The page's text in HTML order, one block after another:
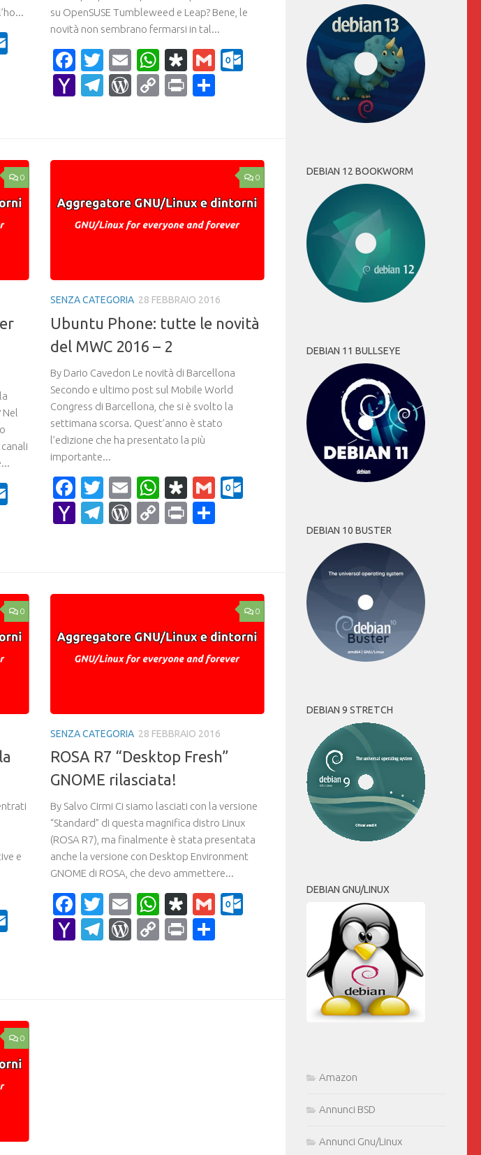
Outlook.com
su OpenSUSE Tumbleweed e Leap? Bene, le
novità non sembrano fermarsi in tal...
Facebook
Twitter
EmailWhatsApp
Diaspora
GmailOutlook.com
YahooTelegram
WordPress
CopyPrint
0
Outlook.com
0
SENZA CATEGORIA 28 FEBBRAIO 2016
Ubuntu Phone: tutte le novità
del MWC 2016 – 2
By Dario Cavedon Le novità di Barcellona
Secondo e ultimo post sul Mobile World
Congress di Barcellona, che si è svolto la
settimana scorsa. Quest’anno è stato
l’edizione che ha presentato la più
importante...
Facebook
Twitter
EmailWhatsApp
Diaspora
GmailOutlook.com
YahooTelegram
WordPress
CopyPrint
0
e
Outlook.com
0
SENZA CATEGORIA 28 FEBBRAIO 2016
ROSA R7 “Desktop Fresh”
GNOME rilasciata!
By Salvo Cirmi Ci siamo lasciati con la versione
“Standard” di questa magnifica distro Linux
(ROSA R7), ma finalmente è stata presentata
anche la versione con Desktop Environment
GNOME di ROSA, che devo ammettere...
Facebook
Twitter
EmailWhatsApp
Diaspora
GmailOutlook.com
YahooTelegram
WordPress
CopyPrint
0
DEBIAN 12 BOOKWORM
DEBIAN 11 BULLSEYE
DEBIAN 10 BUSTER
DEBIAN 9 STRETCH
DEBIAN GNU/LINUX
Amazon
Annunci BSD
Annunci Gnu/Linux